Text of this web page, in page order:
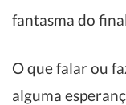
fantasma do
O que falar ou
alguma